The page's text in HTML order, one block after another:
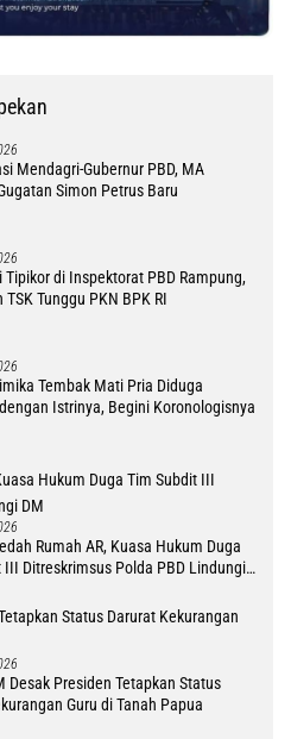
Mendagri-Gubernur PBD, MA
Simon Petrus Baru
Tipikor di Inspektorat PBD Rampung,
Tunggu PKN BPK RI
Tembak Mati Pria Diduga
Istrinya, Begini Koronologisnya
Rumah AR, Kuasa Hukum Duga
III Ditreskrimsus Polda PBD Lindungi
Desak Presiden Tetapkan Status
Guru di Tanah Papua